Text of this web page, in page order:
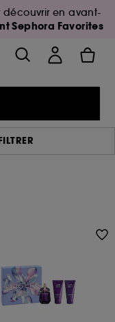
découvrir en avant-
Sephora Favorites